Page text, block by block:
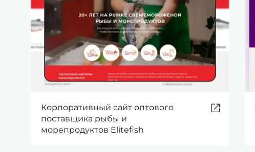
Корпоративный сайт оптового
поставщика рыбы и
морепродуктов Elitefish